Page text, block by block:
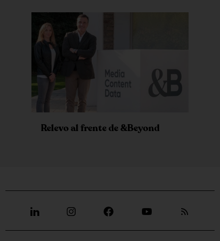
Relevo al frente de &Beyond